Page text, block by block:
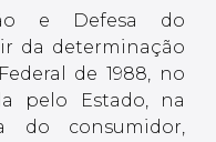
e Defesa do
da determinação
de 1988, no
pelo Estado, na
do consumidor,